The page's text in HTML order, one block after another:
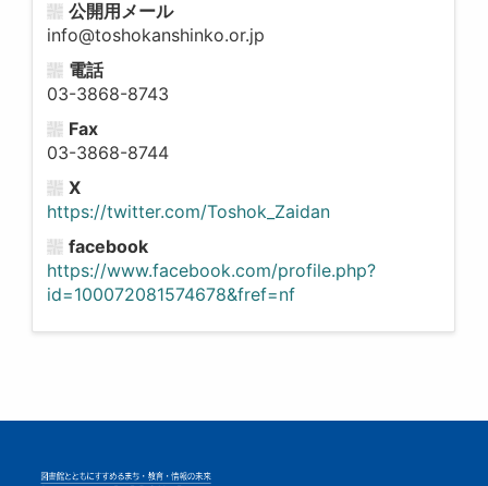
公開用メール
info@toshokanshinko.or.jp
電話
03-3868-8743
Fax
03-3868-8744
X
https://twitter.com/Toshok_Zaidan
facebook
https://www.facebook.com/profile.php?
id=100072081574678&fref=nf